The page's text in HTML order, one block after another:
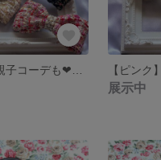
展示中